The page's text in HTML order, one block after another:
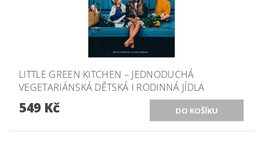
LITTLE GREEN KITCHEN – JEDNODUCHÁ
VEGETARIÁNSKÁ DĚTSKÁ I RODINNÁ JÍDLA
549 Kč